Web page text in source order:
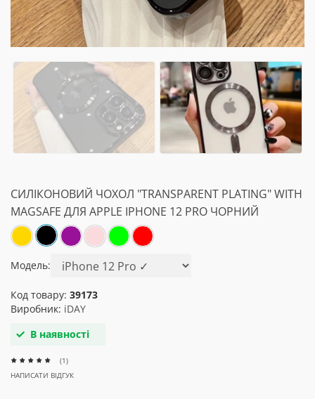
СИЛІКОНОВИЙ ЧОХОЛ "TRANSPARENT PLATING" WITH
MAGSAFE ДЛЯ APPLE IPHONE 12 PRO ЧОРНИЙ
Модель:
Код товару: 39173
Виробник: iDAY
В наявності
(1)
НАПИСАТИ ВІДГУК